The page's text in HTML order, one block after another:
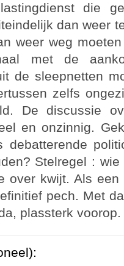
die
dan weer
weer weg
met de
de sleepnetten
zelfs
De discussie
en onzinnig.
debatterende
Stelregel :
over kwijt. Als
pech. Met
plassterk voorop.